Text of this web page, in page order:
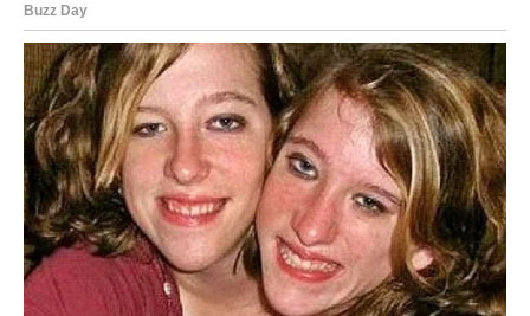
Jarčevi dobijaju potvrdu da su na pravom putu. Poslovna
ili finansijska situacija pokazuje veoma ohrabrujuće
znakove.
Pred vama je dan koji donosi dodatnu sigurnost.
VODOLIJA
Vodolije očekuje razgovor koji mijenja pogled na jednu